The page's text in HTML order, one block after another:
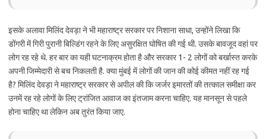
इसके अलावा मिलिंद देवड़ा ने भी महाराष्ट्र सरकार पर निशाना साधा, उन्होंने लिखा कि
डोंगरी में गिरी पुरानी बिल्डिंग रहने के लिए असुरक्षित घोषित की गई थी. उसके बावजूद वहां पर
लोग रह रहे थे. हर बार का यही घटनाक्रम होता है और सरकार 1- 2 लोगों को बर्खास्त करके
अपनी जिम्मेदारी से बच निकलती है. क्या मुंबई में लोगों की जान की कोई कीमत नहीं रह गई
है? मिलिंद देवड़ा ने महाराष्ट्र सरकार से अपील की कि जर्जर इमारतों की तत्काल समीक्षा कर
उनमें रह रहे लोगों के लिए ट्रांजित आवाज का इंतजाम करना चाहिए. यह मानसून से पहले
होना चाहिए था लेकिन अब तुरंत किया जाए.